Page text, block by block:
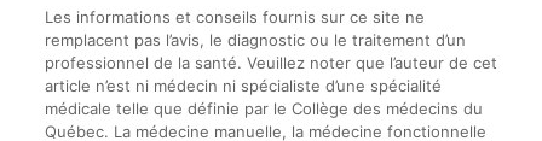
Les informations et conseils fournis sur ce site ne
remplacent pas l’avis, le diagnostic ou le traitement d’un
professionnel de la santé. Veuillez noter que l’auteur de cet
article n’est ni médecin ni spécialiste d’une spécialité
médicale telle que définie par le Collège des médecins du
Québec. La médecine manuelle, la médecine fonctionnelle